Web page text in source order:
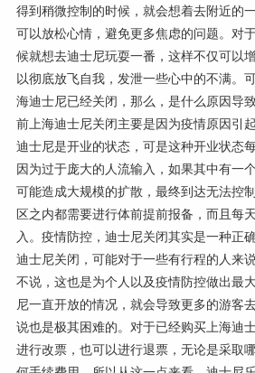
得到稍微控制的时候，就会想着去附近的
可以放松心情，避免更多焦虑的问题。对
候就想去迪士尼玩耍一番，这样不仅可以
以彻底放飞自我，发泄一些心中的不满。
海迪士尼已经关闭，那么，是什么原因导
前上海迪士尼关闭主要是因为疫情原因引
迪士尼是开业的状态，可是这种开业状态
因为过于庞大的人流输入，如果其中有一
可能造成大规模的扩散，最终到达无法控
区之内都需要进行体前提前报备，而且每
入。疫情防控，迪士尼关闭其实是一种正
迪士尼关闭，可能对于一些有行程的人来
不说，这也是为个人以及疫情防控做出最
尼一直开放的情况，就会导致更多的游客
说也是极其困难的。对于已经购买上海迪
进行改票，也可以进行退票，无论是采取